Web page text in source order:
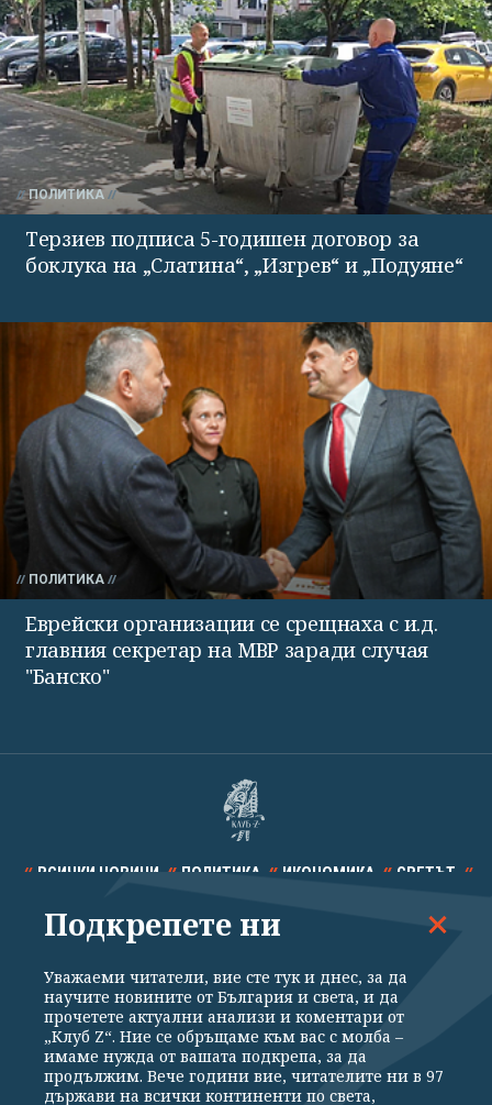
ПОЛИТИКА
Терзиев подписа 5-годишен договор за
боклука на „Слатина“, „Изгрев“ и „Подуяне“
ПОЛИТИКА
Еврейски организации се срещнаха с и.д.
главния секретар на МВР заради случая
"Банско"
ВСИЧКИ НОВИНИ ПОЛИТИКА ИКОНОМИКА СВЕТЪТ
СПОРТ КУЛТУРА ТЕХНОЛОГИИ КАЛЕЙДОСКОП
Общи условия Политика за поверителност
Подкрепете ни
Уважаеми читатели, вие сте тук и днес, за да
научите новините от България и света, и да
прочетете актуални анализи и коментари от
„Клуб Z“. Ние се обръщаме към вас с молба –
имаме нужда от вашата подкрепа, за да
продължим. Вече години вие, читателите ни в 97
държави на всички континенти по света,